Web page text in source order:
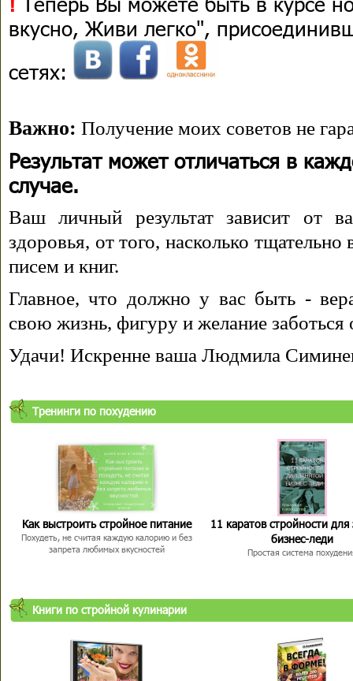
вкусно, Живи легко",
сетях:
Важно: Получение моих советов не
Результат может отличаться в
случае.
Ваш личный результат зависит от
здоровья, от того, насколько
писем и книг.
Главное, что должно у вас быть -
свою жизнь, фигуру и желание заботься
Удачи! Искренне ваша Людмила
Тренинги по похудению
Как выстроить стройное питание
Похудеть, не считая каждую калорию и без
запрета любимых вкусностей
11 каратов стройности для
бизнес-леди
Простая система
Книги по стройной кулинарии